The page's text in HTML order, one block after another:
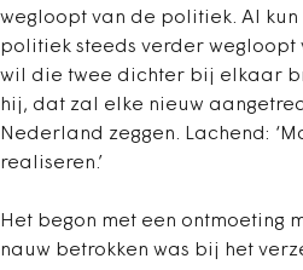
wegloopt van de politiek. Al
politiek steeds verder wegloopt
wil die twee dichter bij elkaar
hij, dat zal elke nieuw
Nederland zeggen. Lachend:
realiseren.’
Het begon met een ontmoeting
nauw betrokken was bij het